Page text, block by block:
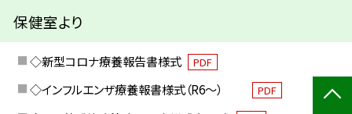
保健室より
◇新型コロナ療養報告書様式 PDF
◇インフルエンザ療養報書様式（R6～） PDF